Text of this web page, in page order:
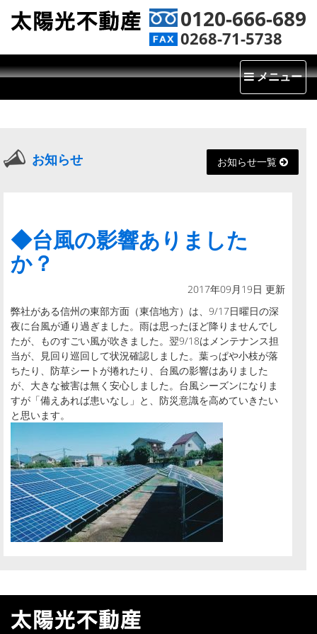
0120-666-689
0268-71-5738
Toggle
メニュー
お知らせ お知らせ一覧
◆台風の影響ありました
か？
2017年09月19日 更新
弊社がある信州の東部方面（東信地方）は、9/17日曜日の深
夜に台風が通り過ぎました。雨は思ったほど降りませんでし
たが、ものすごい風が吹きました。翌9/18はメンテナンス担
当が、見回り巡回して状況確認しました。葉っぱや小枝が落
ちたり、防草シートが捲れたり、台風の影響はありました
が、大きな被害は無く安心しました。台風シーズンになりま
すが「備えあれば患いなし」と、防災意識を高めていきたい
と思います。